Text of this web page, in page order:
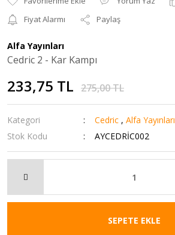
Fiyat Alarmı
Paylaş
Alfa Yayınları
Cedric 2 - Kar Kampı
233,75 TL 275,00 TL
Kategori Cedric ,Alfa Yayınları
Stok Kodu
AYCEDRİC002
SEPETE EKLE